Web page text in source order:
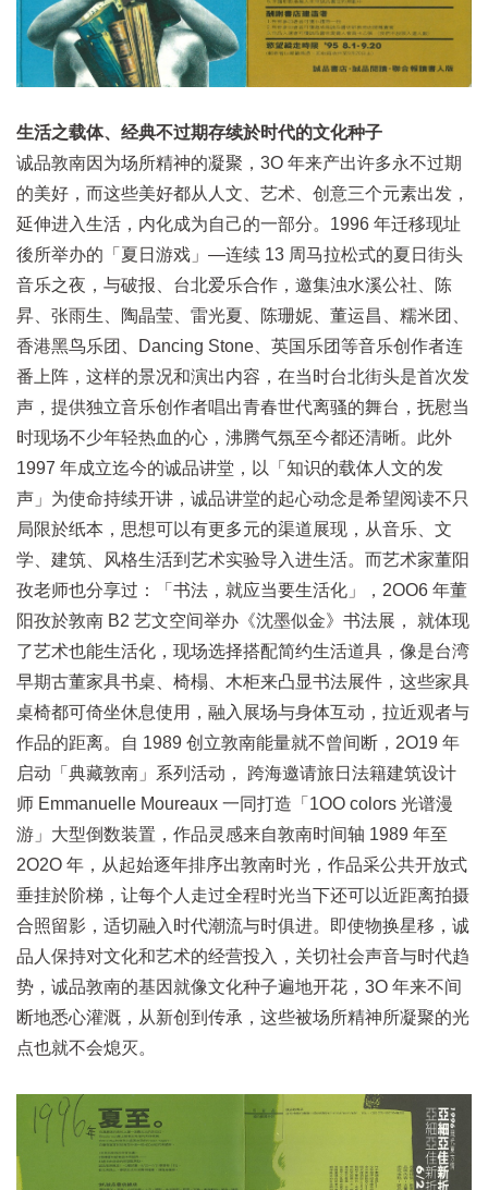
生活之载体、经典不过期存续於时代的文化种子
诚品敦南因为场所精神的凝聚，3O 年来产出许多永不过期
的美好，而这些美好都从人文、艺术、创意三个元素出发，
延伸进入生活，内化成为自己的一部分。1996 年迁移现址
後所举办的「夏日游戏」—连续 13 周马拉松式的夏日街头
音乐之夜，与破报、台北爱乐合作，邀集浊水溪公社、陈
昇、张雨生、陶晶莹、雷光夏、陈珊妮、董运昌、糯米团、
香港黑鸟乐团、Dancing Stone、英国乐团等音乐创作者连
番上阵，这样的景况和演出内容，在当时台北街头是首次发
声，提供独立音乐创作者唱出青春世代离骚的舞台，抚慰当
时现场不少年轻热血的心，沸腾气氛至今都还清晰。此外
1997 年成立迄今的诚品讲堂，以「知识的载体人文的发
声」为使命持续开讲，诚品讲堂的起心动念是希望阅读不只
局限於纸本，思想可以有更多元的渠道展现，从音乐、文
学、建筑、风格生活到艺术实验导入进生活。而艺术家董阳
孜老师也分享过：「书法，就应当要生活化」，2OO6 年董
阳孜於敦南 B2 艺文空间举办《沈墨似金》书法展， 就体现
了艺术也能生活化，现场选择搭配简约生活道具，像是台湾
早期古董家具书桌、椅榻、木柜来凸显书法展件，这些家具
桌椅都可倚坐休息使用，融入展场与身体互动，拉近观者与
作品的距离。自 1989 创立敦南能量就不曾间断，2O19 年
启动「典藏敦南」系列活动， 跨海邀请旅日法籍建筑设计
师 Emmanuelle Moureaux 一同打造「1OO colors 光谱漫
游」大型倒数装置，作品灵感来自敦南时间轴 1989 年至
2O2O 年，从起始逐年排序出敦南时光，作品采公共开放式
垂挂於阶梯，让每个人走过全程时光当下还可以近距离拍摄
合照留影，适切融入时代潮流与时俱进。即使物换星移，诚
品人保持对文化和艺术的经营投入，关切社会声音与时代趋
势，诚品敦南的基因就像文化种子遍地开花，3O 年来不间
断地悉心灌溉，从新创到传承，这些被场所精神所凝聚的光
点也就不会熄灭。